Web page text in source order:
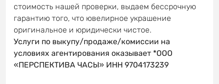
стоимость нашей проверки, выдаем бессрочную
гарантию того, что ювелирное украшение
оригинальное и юридически чистое.
Услуги по выкупу/продаже/комиссии на
условиях агентирования оказывает *ООО
«ПЕРСПЕКТИВА ЧАСЫ» ИНН 9704173239